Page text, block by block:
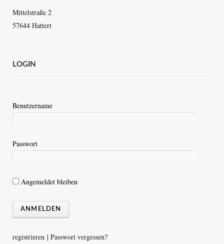
Mittelstraße 2
57644 Hattert
LOGIN
Benutzername
Passwort
Angemeldet bleiben
registrieren | Passwort vergessen?